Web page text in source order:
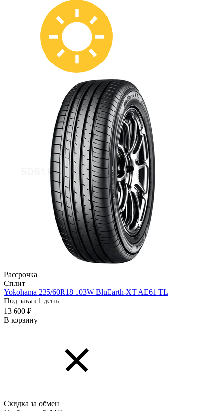
Рассрочка
Сплит
Yokohama 235/60R18 103W BluEarth-XT AE61 TL
Под заказ 1 день
13 600 ₽
В корзину
Скидка за обмен